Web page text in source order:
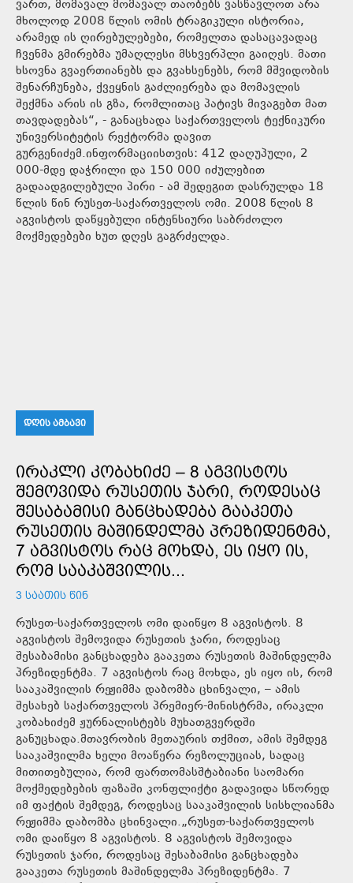
ვართ, მომავალ მომავალ თაობებს ვასწავლოთ არა
მხოლოდ 2008 წლის ომის ტრაგიკული ისტორია,
არამედ ის ღირებულებები, რომელთა დასაცავადაც
ჩვენმა გმირებმა უმაღლესი მსხვერპლი გაიღეს. მათი
ხსოვნა გვაერთიანებს და გვახსენებს, რომ მშვიდობის
შენარჩუნება, ქვეყნის გაძლიერება და მომავლის
შექმნა არის ის გზა, რომლითაც პატივს მივაგებთ მათ
თავდადებას“, - განაცხადა საქართველოს ტექნიკური
უნივერსიტეტის რექტორმა დავით
გურგენიძემ.ინფორმაციისთვის: 412 დაღუპული, 2
000-მდე დაჭრილი და 150 000 იძულებით
გადაადგილებული პირი - ამ შედეგით დასრულდა 18
წლის წინ რუსეთ-საქართველოს ომი. 2008 წლის 8
აგვისტოს დაწყებული ინტენსიური საბრძოლო
მოქმედებები ხუთ დღეს გაგრძელდა.
ᲓᲦᲘᲡ ᲐᲛᲑᲐᲕᲘ
ᲘᲠᲐᲙᲚᲘ ᲙᲝᲑᲐᲮᲘᲫᲔ – 8 ᲐᲒᲕᲘᲡᲢᲝᲡ
ᲨᲔᲛᲝᲕᲘᲓᲐ ᲠᲣᲡᲔᲗᲘᲡ ᲯᲐᲠᲘ, ᲠᲝᲓᲔᲡᲐᲪ
ᲨᲔᲡᲐᲑᲐᲛᲘᲡᲘ ᲒᲐᲜᲪᲮᲐᲓᲔᲑᲐ ᲒᲐᲐᲙᲔᲗᲐ
ᲠᲣᲡᲔᲗᲘᲡ ᲛᲐᲨᲘᲜᲓᲔᲚᲛᲐ ᲞᲠᲔᲖᲘᲓᲔᲜᲢᲛᲐ,
7 ᲐᲒᲕᲘᲡᲢᲝᲡ ᲠᲐᲪ ᲛᲝᲮᲓᲐ, ᲔᲡ ᲘᲧᲝ ᲘᲡ,
ᲠᲝᲛ ᲡᲐᲐᲙᲐᲨᲕᲘᲚᲘᲡ...
3 ᲡᲐᲐᲗᲘᲡ ᲬᲘᲜ
რუსეთ-საქართველოს ომი დაიწყო 8 აგვისტოს. 8
აგვისტოს შემოვიდა რუსეთის ჯარი, როდესაც
შესაბამისი განცხადება გააკეთა რუსეთის მაშინდელმა
პრეზიდენტმა. 7 აგვისტოს რაც მოხდა, ეს იყო ის, რომ
სააკაშვილის რეჟიმმა დაბომბა ცხინვალი, – ამის
შესახებ საქართველოს პრემიერ-მინისტრმა, ირაკლი
კობახიძემ ჟურნალისტებს მუხათგვერდში
განუცხადა.მთავრობის მეთაურის თქმით, ამის შემდეგ
სააკაშვილმა ხელი მოაწერა რეზოლუციას, სადაც
მითითებულია, რომ ფართომასშტაბიანი საომარი
მოქმედებების ფაზაში კონფლიქტი გადავიდა სწორედ
იმ ფაქტის შემდეგ, როდესაც სააკაშვილის სისხლიანმა
რეჟიმმა დაბომბა ცხინვალი.„რუსეთ-საქართველოს
ომი დაიწყო 8 აგვისტოს. 8 აგვისტოს შემოვიდა
რუსეთის ჯარი, როდესაც შესაბამისი განცხადება
გააკეთა რუსეთის მაშინდელმა პრეზიდენტმა. 7